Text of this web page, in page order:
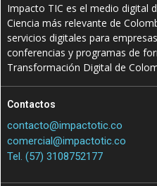
Impacto TIC es el medio digital
Ciencia más relevante de
servicios digitales para
conferencias y programas de
Transformación Digital de
Contactos
contacto@impactotic.co
comercial@impactotic.co
Tel. (57) 3108752177